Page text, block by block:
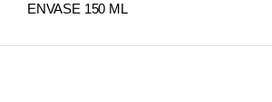
ENVASE 150 ML